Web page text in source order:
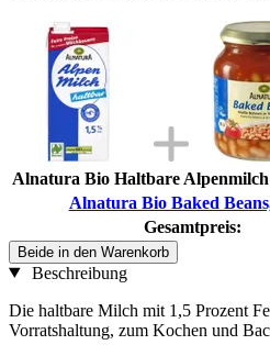
Alnatura Bio Haltbare
Alnatura Bio Baked
Gesamtpreis:
Beide in den Warenkorb
Beschreibung
Die haltbare Milch mit 1,5 Prozent
Vorratshaltung, zum Kochen und